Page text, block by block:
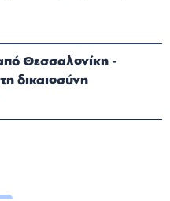
Θεσσαλονίκη -
δικαιοσύνη